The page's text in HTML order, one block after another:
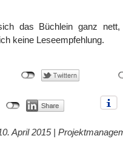
das Büchlein ganz nett,
keine Leseempfehlung.
April 2015 |